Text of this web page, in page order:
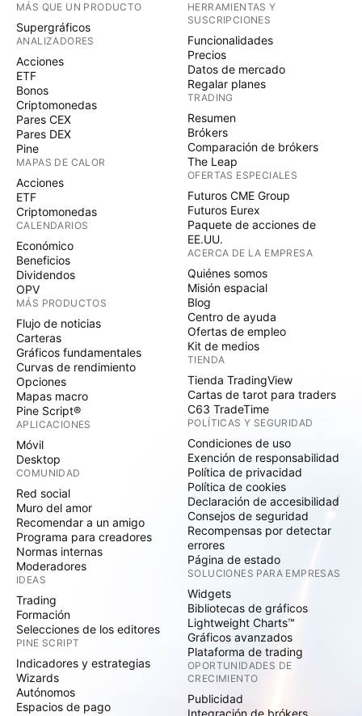
MÁS QUE UN PRODUCTO
Supergráficos
ANALIZADORES
Acciones
ETF
Bonos
Criptomonedas
Pares CEX
Pares DEX
Pine
MAPAS DE CALOR
Acciones
ETF
Criptomonedas
CALENDARIOS
Económico
Beneficios
Dividendos
OPV
MÁS PRODUCTOS
Flujo de noticias
Carteras
Gráficos fundamentales
Curvas de rendimiento
Opciones
Mapas macro
Pine Script®
APLICACIONES
Móvil
Desktop
COMUNIDAD
Red social
Muro del amor
Recomendar a un amigo
Programa para creadores
Normas internas
Moderadores
IDEAS
Trading
Formación
Selecciones de los editores
PINE SCRIPT
Indicadores y estrategias
Wizards
Autónomos
Espacios de pago
HERRAMIENTAS Y
SUSCRIPCIONES
Funcionalidades
Precios
Datos de mercado
Regalar planes
TRADING
Resumen
Brókers
Comparación de brókers
The Leap
OFERTAS ESPECIALES
Futuros CME Group
Futuros Eurex
Paquete de acciones de
EE.UU.
ACERCA DE LA EMPRESA
Quiénes somos
Misión espacial
Blog
Centro de ayuda
Ofertas de empleo
Kit de medios
TIENDA
Tienda TradingView
Cartas de tarot para traders
C63 TradeTime
POLÍTICAS Y SEGURIDAD
Condiciones de uso
Exención de responsabilidad
Política de privacidad
Política de cookies
Declaración de accesibilidad
Consejos de seguridad
Recompensas por detectar
errores
Página de estado
SOLUCIONES PARA EMPRESAS
Widgets
Bibliotecas de gráficos
Lightweight Charts™
Gráficos avanzados
Plataforma de trading
OPORTUNIDADES DE
CRECIMIENTO
Publicidad
Integración de brókers